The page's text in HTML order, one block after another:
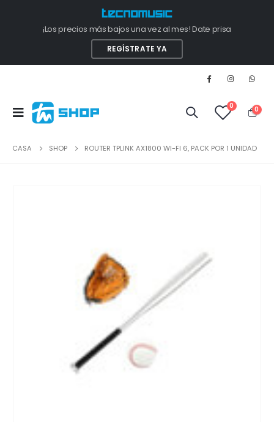
¡Los precios más bajos una vez al mes! Date prisa
REGÍSTRATE YA
0 0
CASA SHOP ROUTER TPLINK AX1800 WI-FI 6, PACK POR 1 UNIDAD